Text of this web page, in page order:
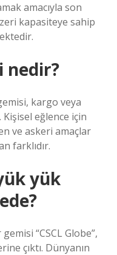
amacıyla son
kapasiteye sahip
nedir?
kargo veya
Kişisel eğlence için
ve askeri amaçlar
farklıdır.
yük
“CSCL Globe”,
çıktı. Dünyanın